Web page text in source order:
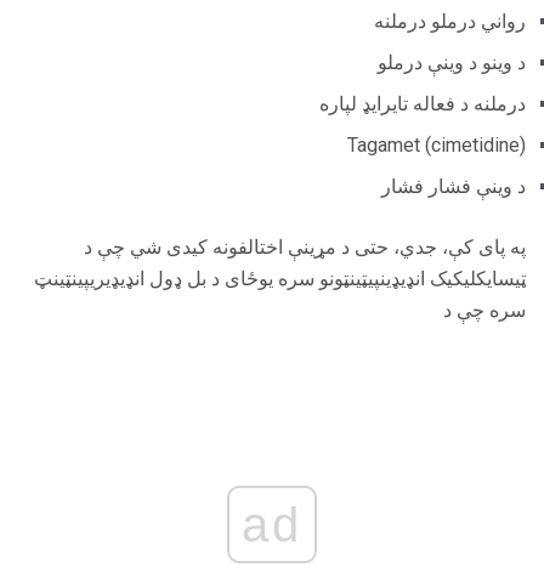
رواني درملو درملنه
د وینو د وینې درملو
درملنه د فعاله تايرايډ لپاره
Tagamet (cimetidine)
د وینې فشار فشار
په پای کې، جدي، حتی د مړینې اختالفونه کیدی شي چې د
ټیسایکلیکیک انډیډینپیټینټونو سره یوځای د بل ډول انډیډیریپینټینټ
سره چې د
ad